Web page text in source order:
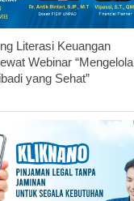
Literasi Keuangan
Webinar “Mengelola
yang Sehat”